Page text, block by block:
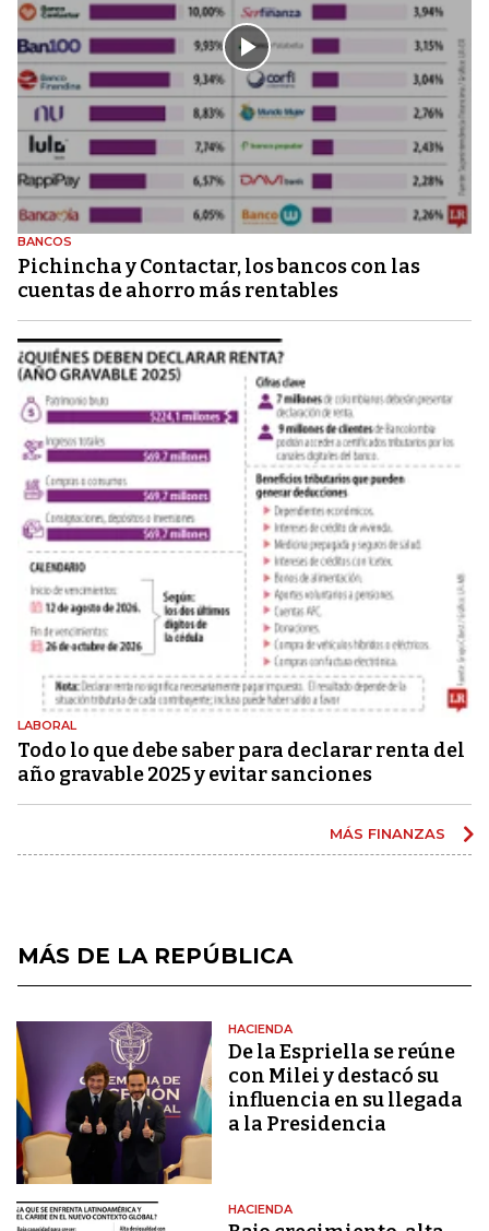
BANCOS
Pichincha y Contactar, los bancos con las
cuentas de ahorro más rentables
LABORAL
Todo lo que debe saber para declarar renta del
año gravable 2025 y evitar sanciones
MÁS FINANZAS
MÁS DE LA REPÚBLICA
HACIENDA
De la Espriella se reúne
con Milei y destacó su
influencia en su llegada
a la Presidencia
HACIENDA